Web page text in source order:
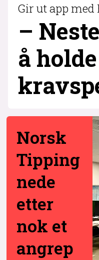
Gir ut app
–
å
Norsk
Tipping
nede
etter
nok et
angrep